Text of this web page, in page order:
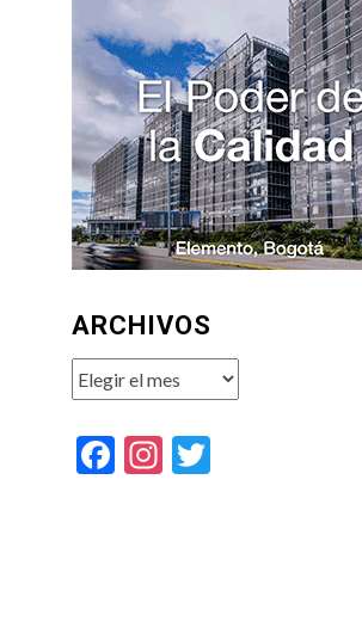
ARCHIVOS
Archivos
Facebook
Instagram